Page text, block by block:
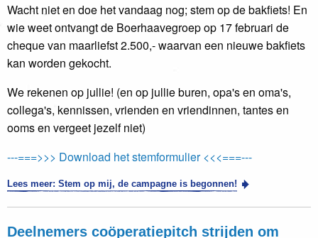
Wacht niet en doe het vandaag nog; stem op de bakfiets! En
wie weet ontvangt de Boerhaavegroep op 17 februari de
cheque van maarliefst 2.500,- waarvan een nieuwe bakfiets
kan worden gekocht.
We rekenen op jullie! (en op jullie buren, opa's en oma's,
collega's, kennissen, vrienden en vriendinnen, tantes en
ooms en vergeet jezelf niet)
---===>>> Download het stemformulier <<<===---
Lees meer: Stem op mij, de campagne is begonnen!
Deelnemers coöperatiepitch strijden om